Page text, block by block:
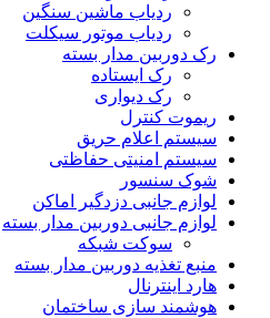
ردیاب ماشین سنگین
ردیاب موتور سیکلت
رک دوربین مدار بسته
رک ایستاده
رک دیواری
ریموت کنترل
سیستم اعلام حریق
سیستم امنیتی حفاظتی
شوک سنسور
لوازم جانبی دزدگیر اماکن
لوازم جانبی دوربین مدار بسته
سوکت شبکه
منبع تغذیه دوربین مدار بسته
هارد اینترنال
هوشمند سازی ساختمان